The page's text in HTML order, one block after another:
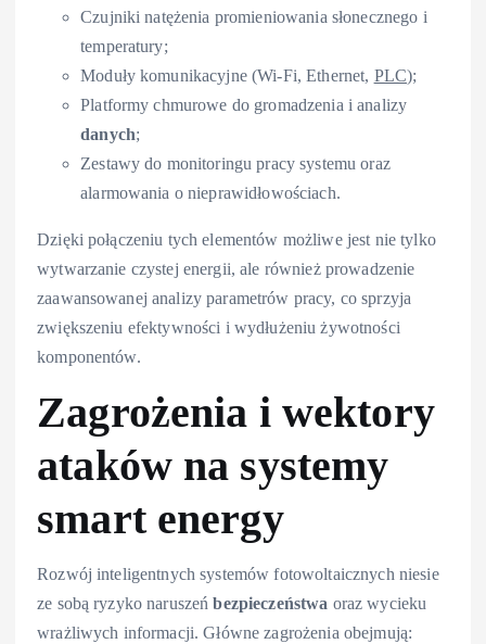
Czujniki natężenia promieniowania słonecznego i
temperatury;
Moduły komunikacyjne (Wi-Fi, Ethernet, PLC);
Platformy chmurowe do gromadzenia i analizy
danych;
Zestawy do monitoringu pracy systemu oraz
alarmowania o nieprawidłowościach.
Dzięki połączeniu tych elementów możliwe jest nie tylko
wytwarzanie czystej energii, ale również prowadzenie
zaawansowanej analizy parametrów pracy, co sprzyja
zwiększeniu efektywności i wydłużeniu żywotności
komponentów.
Zagrożenia i wektory
ataków na systemy
smart energy
Rozwój inteligentnych systemów fotowoltaicznych niesie
ze sobą ryzyko naruszeńbezpieczeństwa oraz wycieku
wrażliwych informacji. Główne zagrożenia obejmują: